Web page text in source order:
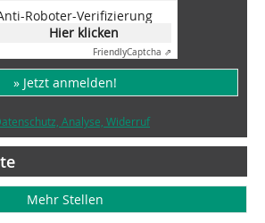
Roboter-Verifizierung
Hier klicken
FriendlyCaptcha ⇗
» Jetzt anmelden!
Analyse, Widerruf
Mehr Stellen